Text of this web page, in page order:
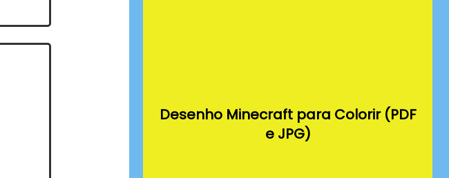
Desenho Minecraft para Colorir (PDF
e JPG)